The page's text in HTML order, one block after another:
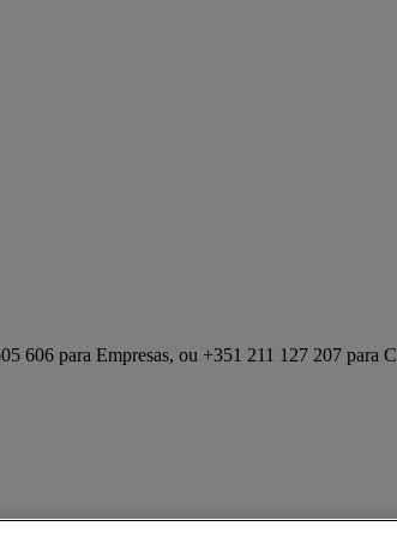
606 para Empresas, ou +351 211 127 207 para